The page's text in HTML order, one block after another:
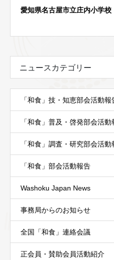
愛知県名古屋市立庄内小学
ニュースカテゴリー
「和食」技・知恵部会活動報
「和食」普及・啓発部会活動
「和食」調査・研究部会活動
「和食」部会活動報告
Washoku Japan News
事務局からのお知らせ
全国「和食」連絡会議
正会員・賛助会員活動紹介